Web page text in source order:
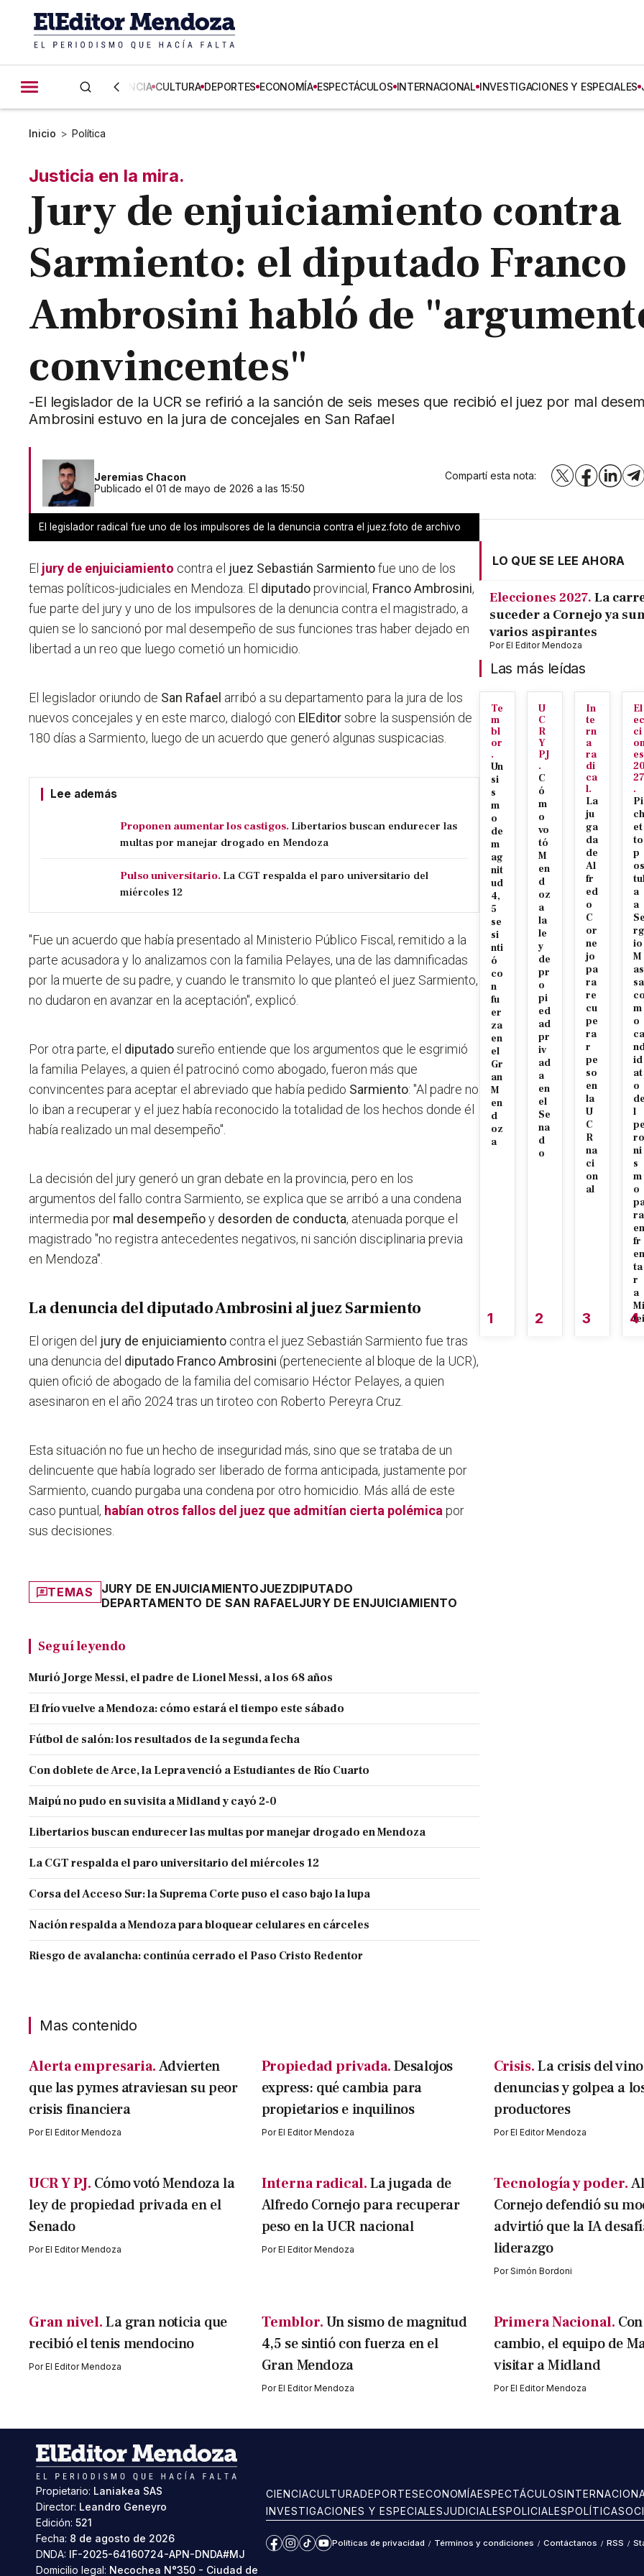
CIENCIA CULTURA DEPORTES ECONOMÍA ESPECTÁCULOS INTERNACIONAL INVESTIGACIONES Y ESPECIALES
Inicio > Política
Justicia en la mira.
Jury de enjuiciamiento contra
Sarmiento: el diputado Franco
Ambrosini habló de
convincentes"
-El legislador de la UCR se refirió a la sanción de seis meses que recibió el juez por mal
Ambrosini estuvo en la jura de concejales en San Rafael
Jeremias Chacon
Publicado el 01 de mayo de 2026 a las 15:50
Compartí esta nota: X Facebook
El legislador radical fue uno de los impulsores de la denuncia contra el juez.foto de archivo
El jury de enjuiciamiento contra el juez Sebastián Sarmientofue uno de los
temas políticos-judiciales en Mendoza. El diputadoprovincial, Franco Ambrosini,
fue parte del jury y uno de los impulsores de la denuncia contra el magistrado, a
quien se lo sancionó por mal desempeño de sus funciones tras haber dejado en
libertad a un reo que luego cometió un homicidio.
El legislador oriundo de San Rafael arribó a su departamento para la jura de los
nuevos concejales y en este marco, dialogó con ElEditorsobre la suspensión de
180 días a Sarmiento, luego de un acuerdo que generó algunas suspicacias.
Lee además
Proponen aumentar los castigos. Libertarios buscan endurecer las
multas por manejar drogado en Mendoza
Pulso universitario. La CGT respalda el paro universitario del
miércoles 12
"Fue un acuerdo que había presentado al Ministerio Público Fiscal, remitido a la
parte acusadora y lo analizamos con la familia Pelayes, una de las damnificadas
por la muerte de su padre, y cuando le transmito lo que planteó el juez Sarmiento,
no dudaron en avanzar en la aceptación", explicó.
Por otra parte, el diputadosureño entiende que los argumentos que le esgrimió
la familia Pelayes, a quien él patrocinó como abogado, fueron más que
convincentes para aceptar el abreviado que había pedido Sarmiento: "Al padre no
lo iban a recuperar y el juez había reconocido la totalidad de los hechos donde él
había realizado un mal desempeño".
La decisión del jury generó un gran debate en la provincia, pero en los
argumentos del fallo contra Sarmiento, se explica que se arribó a una condena
intermedia por mal desempeñoy desorden de conducta, atenuada porque el
magistrado "no registra antecedentes negativos, ni sanción disciplinaria previa
en Mendoza".
La denuncia del diputado Ambrosini al juez Sarmiento
El origen del jury de enjuiciamiento contra el juez Sebastián Sarmiento fue tras
una denuncia del diputado Franco Ambrosini (perteneciente al bloque de la UCR),
quien ofició de abogado de la familia del comisario Héctor Pelayes, a quien
asesinaron en el año 2024 tras un tiroteo con Roberto Pereyra Cruz.
Esta situación no fue un hecho de inseguridad más, sino que se trataba de un
delincuente que había logrado ser liberado de forma anticipada, justamente por
Sarmiento, cuando purgaba una condena por otro homicidio. Más allá de este
caso puntual, habían otros fallos del juez que admitían cierta polémica por
sus decisiones.
TEMAS JURY DE ENJUICIAMIENTOJUEZDIPUTADO
DEPARTAMENTO DE SAN RAFAELJURY DE ENJUICIAMIENTO
Seguí leyendo
Murió Jorge Messi, el padre de Lionel Messi, a los 68 años
El frío vuelve a Mendoza: cómo estará el tiempo este sábado
Fútbol de salón: los resultados de la segunda fecha
Con doblete de Arce, la Lepra venció a Estudiantes de Río Cuarto
Maipú no pudo en su visita a Midland y cayó 2-0
Libertarios buscan endurecer las multas por manejar drogado en Mendoza
La CGT respalda el paro universitario del miércoles 12
Corsa del Acceso Sur: la Suprema Corte puso el caso bajo la lupa
Nación respalda a Mendoza para bloquear celulares en cárceles
Riesgo de avalancha: continúa cerrado el Paso Cristo Redentor
LO QUE SE LEE AHORA
Elecciones 2027. La
suceder a Cornejo ya
varios aspirantes
PorEl Editor Mendoza
Las más leídas
Te
m
bl
or
.
Un
si
s
m
o
de
m
ag
nit
ud
4,
5
se
si
nti
ó
co
n
fu
er
za
en
el
Gr
an
M
en
d
oz
a
1
U
C
R
Y
PJ
.
C
ó
m
o
vo
tó
M
en
d
oz
a
la
le
y
de
pr
o
pi
ed
ad
pr
iv
ad
a
en
el
Se
na
d
o
2
In
te
rn
a
ra
di
ca
l.
La
ju
ga
da
de
Al
fr
ed
o
C
or
ne
jo
pa
ra
re
cu
pe
ra
r
pe
so
en
la
U
C
R
na
ci
on
al
3
El
ec
ci
es
20
27
.
Pi
ch
et
to
p
os
a
a
Se
rg
io
M
as
sa
co
m
o
ca
id
at
o
de
l
pe
ro
ni
s
m
o
ra
en
fr
en
ta
r
a
Mi
lei
4
Mas contenido
Alerta empresaria. Advierten
que las pymes atraviesan su peor
crisis financiera
PorEl Editor Mendoza
Propiedad privada.Desalojos
express: qué cambia para
propietarios e inquilinos
PorEl Editor Mendoza
Crisis.La crisis del
denuncias y golpea a
productores
PorEl Editor Mendoza
UCR Y PJ. Cómo votó Mendoza la
ley de propiedad privada en el
Senado
PorEl Editor Mendoza
Interna radical.La jugada de
Alfredo Cornejo para recuperar
peso en la UCR nacional
PorEl Editor Mendoza
Tecnología y poder.
Cornejo defendió su
advirtió que la IA
liderazgo
PorSimón Bordoni
Gran nivel. La gran noticia que
recibió el tenis mendocino
PorEl Editor Mendoza
Temblor.Un sismo de magnitud
4,5 se sintió con fuerza en el
Gran Mendoza
PorEl Editor Mendoza
Primera Nacional.
cambio, el equipo de
visitar a Midland
PorEl Editor Mendoza
Propietario: Laniakea SAS
Director: Leandro Geneyro
Edición: 521
Fecha: 8 de agosto de 2026
DNDA: IF-2025-64160724-APN-DNDA#MJ
Domicilio legal: Necochea N°350 - Ciudad de
CIENCIACULTURADEPORTESECONOMÍAESPECTÁCULOS
INVESTIGACIONES Y ESPECIALESJUDICIALESPOLICIALESPOLÍTICA
Facebook
Instagram
TikTokYouTube
Políticas de privacidad / Términos y condiciones / Contáctanos / RSS /